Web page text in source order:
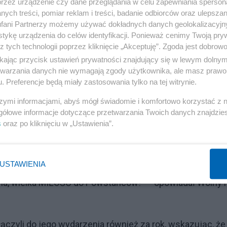
zaogniło konflikt. Hanna Lis uderza w komentatora
z Powstańcami Warszawskimi w Warszawę.
wielka MIŁOŚĆ do Powstańców!" – opowiadał Wolny
do jego wydarzenia również za rok, wskazując, że
treści, pomiar reklam i treści, badanie odbiorców oraz
Partnerzy możemy używać dokładnych danych
urządzenia do celów identyfikacji. Ponieważ cenimy Twoją
tych technologii poprzez kliknięcie „Akceptuję”. Zgoda jest
przycisk ustawień prywatności znajdujący się w lewym
danych nie wymagają zgody użytkownika, ale masz
Preferencje będą miały zastosowania tylko na tej witrynie.
informacjami, abyś mógł świadomie i komfortowo korzystać z
informacje dotyczące przetwarzania Twoich danych
oraz po kliknięciu w „Ustawienia”.
USTAWIENIA